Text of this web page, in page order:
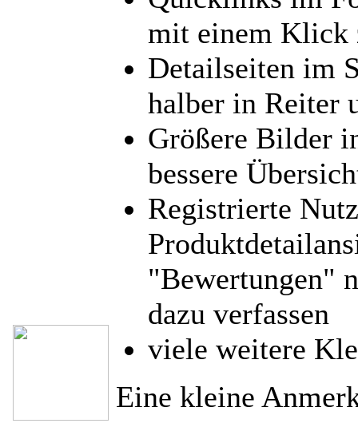
mit einem Klick
Detailseiten im
halber in Reiter
Größere Bilder
bessere
Registrierte
"Bewertungen"
dazu verfassen
viele weitere
Eine kleine